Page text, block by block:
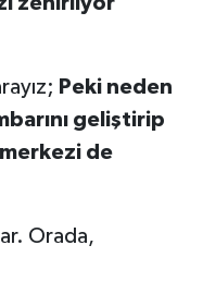
Peki neden
geliştirip
de
Orada,